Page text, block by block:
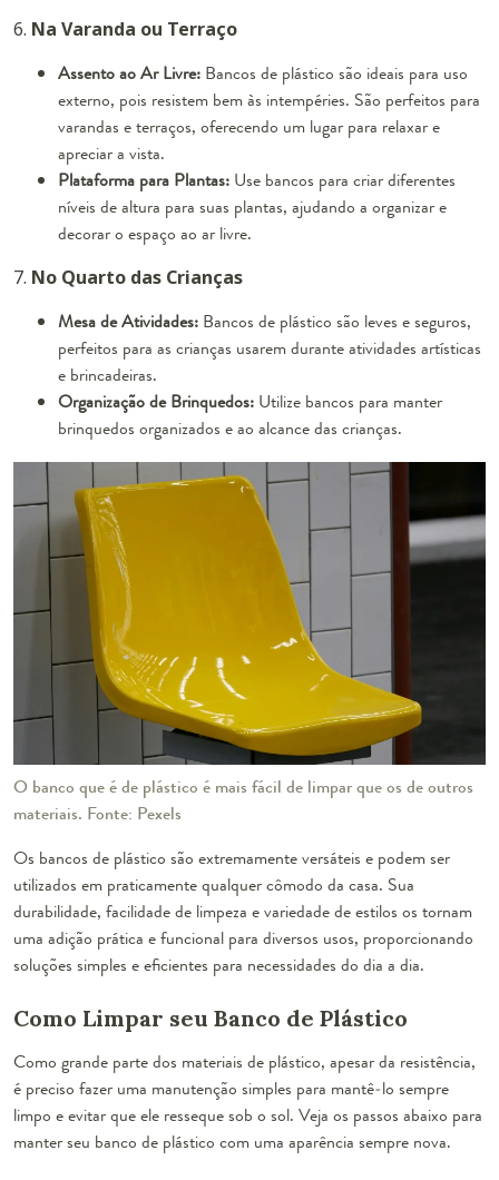
6. Na Varanda ou Terraço
Assento ao Ar Livre: Bancos de plástico são ideais para uso
externo, pois resistem bem às intempéries. São perfeitos para
varandas e terraços, oferecendo um lugar para relaxar e
apreciar a vista.
Plataforma para Plantas: Use bancos para criar diferentes
níveis de altura para suas plantas, ajudando a organizar e
decorar o espaço ao ar livre.
7. No Quarto das Crianças
Mesa de Atividades: Bancos de plástico são leves e seguros,
perfeitos para as crianças usarem durante atividades artísticas
e brincadeiras.
Organização de Brinquedos: Utilize bancos para manter
brinquedos organizados e ao alcance das crianças.
O banco que é de plástico é mais fácil de limpar que os de outros
materiais. Fonte: Pexels
Os bancos de plástico são extremamente versáteis e podem ser
utilizados em praticamente qualquer cômodo da casa. Sua
durabilidade, facilidade de limpeza e variedade de estilos os tornam
uma adição prática e funcional para diversos usos, proporcionando
soluções simples e eficientes para necessidades do dia a dia.
Como Limpar seu Banco de Plástico
Como grande parte dos materiais de plástico, apesar da resistência,
é preciso fazer uma manutenção simples para mantê-lo sempre
limpo e evitar que ele resseque sob o sol. Veja os passos abaixo para
manter seu banco de plástico com uma aparência sempre nova.